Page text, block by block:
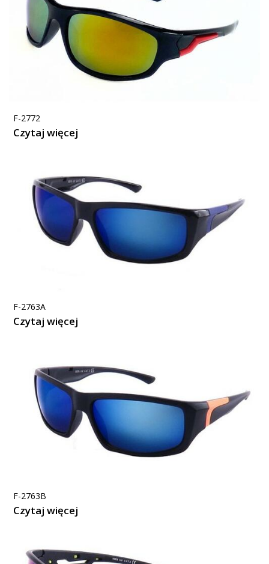
F-2772
Czytaj więcej
F-2763A
Czytaj więcej
F-2763B
Czytaj więcej